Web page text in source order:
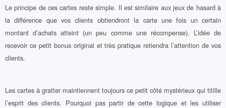
Le principe de ces cartes reste simple. Il est similaire aux jeux de hasard à
la différence que vos clients obtiendront la carte une fois un certain
montant d’achats atteint (un peu comme une récompense). L’idée de
recevoir ce petit bonus original et très pratique retiendra l’attention de vos
clients.
Les cartes à gratter maintiennent toujours ce petit côté mystérieux qui titille
l’esprit des clients. Pourquoi pas partir de cette logique et les utiliser